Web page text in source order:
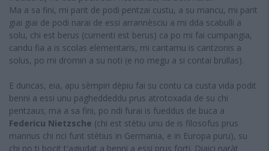
Ma a sa fini, mi parit de podi pentzai custu, a su mancu, mi parit
giai giai de podi narai de essi arrannèsciu a mi dda scabulli a
solu, chi est berus (cumenti est berus) ca po mi fai cumpangia,
candu fia a is scolas elementaris, mi cantamu is cantzonis a
solus, po mi dromiri a su noti (e no megu a si contai brullas).
E duncas, eia, apu sèmpiri dèpiu fai su contu ca custa vida podit
benni a essi unu pagheddeddu prus atrotoxada de su chi
pentzaus; ma a sa fini, po ndi furai is fueddus de buca a
Federicu Nietzsche (chi est stètiu unu de is filosofus prus
mannus chi nci funt stètius in Germania, e in Europa puru), su
chi no ti bocit t'agiudat a benni a essi prus forti. Diaici naràt